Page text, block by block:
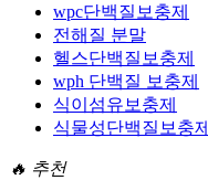
wpc단백질보충제
전해질 분말
헬스단백질보충제
wph 단백질 보충제
식이섬유보충제
식물성단백질보충제
🔥 추천